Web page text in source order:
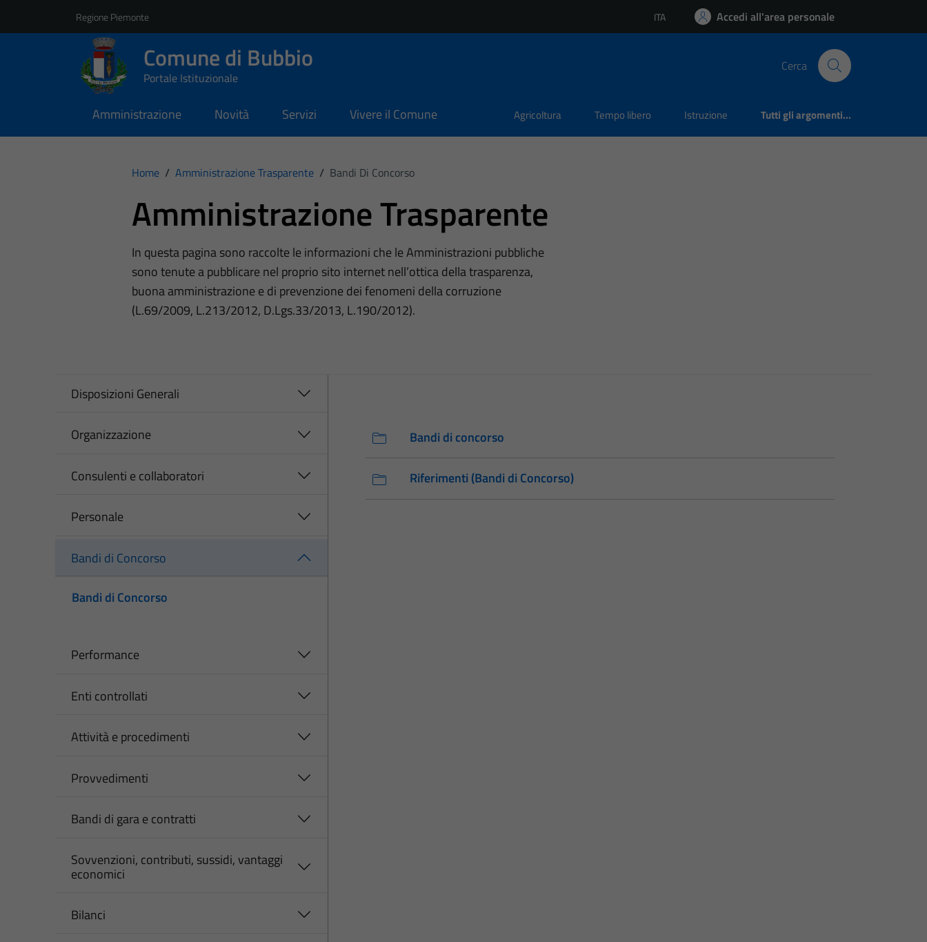
Regione Piemonte Lingua attiva:
ITA Accedi all'area personale
Comune di Bubbio
Portale Istituzionale
Cerca
Amministrazione Novità Servizi Vivere il Comune Agricoltura Tempo libero Istruzione Tutti gli argomenti...
Home / Amministrazione Trasparente / Bandi Di Concorso
Amministrazione Trasparente
In questa pagina sono raccolte le informazioni che le Amministrazioni pubbliche
sono tenute a pubblicare nel proprio sito internet nell’ottica della trasparenza,
buona amministrazione e di prevenzione dei fenomeni della corruzione
(L.69/2009, L.213/2012, D.Lgs.33/2013, L.190/2012).
Disposizioni Generali
Organizzazione
Consulenti e collaboratori
Personale
Bandi di Concorso
Bandi di Concorso
Performance
Enti controllati
Attività e procedimenti
Provvedimenti
Bandi di gara e contratti
Sovvenzioni, contributi, sussidi, vantaggi
economici
Bilanci
Bandi di concorso
Riferimenti (Bandi di Concorso)